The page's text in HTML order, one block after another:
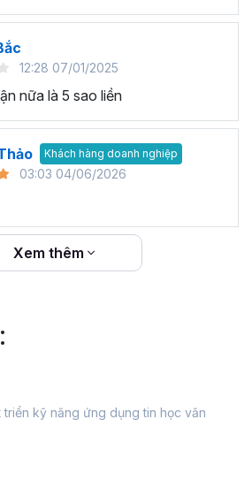
12:28 07/01/2025
nữa là 5 sao liền
Khách hàng doanh nghiệp
03:03 04/06/2026
Xem thêm
kỹ năng ứng dụng tin học văn